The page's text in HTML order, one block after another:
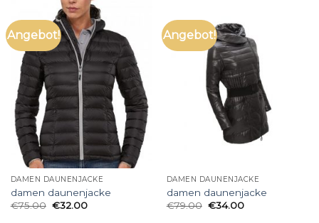
Angebot!
DAMEN DAUNENJACKE
damen daunenjacke
€75.00 €32.00
Angebot!
DAMEN DAUNENJACKE
damen daunenjacke
€79.00 €34.00